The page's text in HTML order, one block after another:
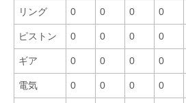
リング 0 0 0 0
ピストン 0 0 0 0
ギア 0 0 0 0
電気 0 0 0 0